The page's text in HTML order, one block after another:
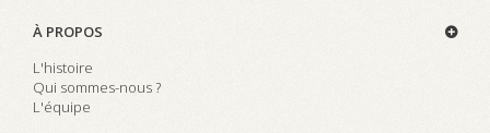
À PROPOS
L'histoire
Qui sommes-nous ?
L'équipe